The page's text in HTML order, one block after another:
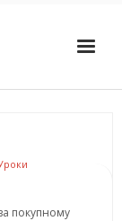
покупному